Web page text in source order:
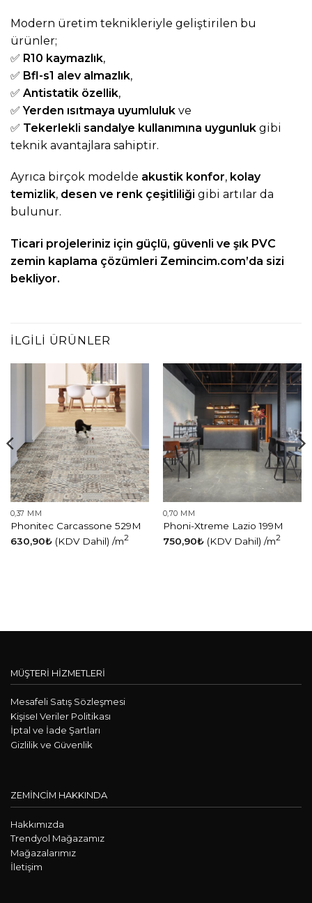
Modern üretim teknikleriyle geliştirilen bu
ürünler;
✅ R10 kaymazlık,
✅ Bfl-s1 alev almazlık,
✅ Antistatik özellik,
✅Yerden ısıtmaya uyumluluk ve
✅ Tekerlekli sandalye kullanımına uygunluk gibi
teknik avantajlara sahiptir.
Ayrıca birçok modelde akustik konfor, kolay
temizlik, desen ve renk çeşitliliği gibi artılar da
bulunur.
Ticari projeleriniz için güçlü, güvenli ve şık PVC
zemin kaplama çözümleri Zemincim.com’da sizi
bekliyor.
İLGILI ÜRÜNLER
0,37 MM
Phonitec Carcassone 529M
630,90₺ (KDV Dahil) /m2
0,70 MM
Phoni-Xtreme Lazio 199M
750,90₺ (KDV Dahil) /m2
MÜŞTERİ HİZMETLERİ
Mesafeli Satış Sözleşmesi
KişiseI Veriler Politikası
İptal ve İade Şartları
Gizlilik ve Güvenlik
ZEMİNCİM HAKKINDA
Hakkımızda
Trendyol Mağazamız
Mağazalarımız
İletişim